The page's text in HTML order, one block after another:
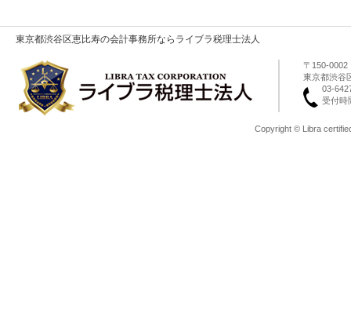
東京都渋谷区恵比寿の会計事務所ならライブラ税理士法人
〒150-0002
東京都渋谷
03-
受付時
Copyright © Libra